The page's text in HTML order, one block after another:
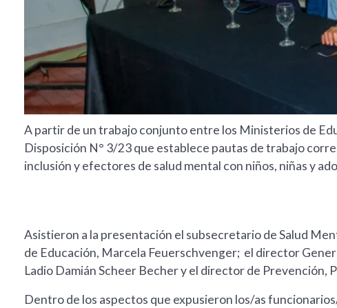
A partir de un trabajo conjunto entre los Ministerios de
Disposición N° 3/23 que establece pautas de trabajo
inclusión y efectores de salud mental con niños, niñas y
Asistieron a la presentación el subsecretario de Salud
de Educación, Marcela Feuerschvenger; el director
Ladio Damián Scheer Becher y el director de Prevención,
Dentro de los aspectos que expusieron los/as